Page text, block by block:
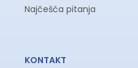
Najčešća pitanja
KONTAKT